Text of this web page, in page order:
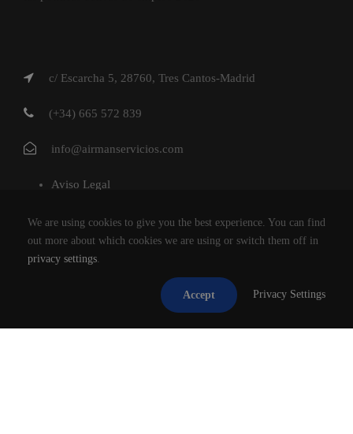
c/ Escarcha 5, 28760, Tres Cantos-Madrid
(+34) 665 572 839
info@airmanservicios.com
Aviso Legal
Política de Cookies
AIRMAN SERVICIOS DE RESTAURACION S.L.
TODOS LOS DERECHOS RESERVADOS.
We are using cookies to give you the best experience. You can find
out more about which cookies we are using or switch them off in
privacy settings.
Accept Privacy Settings